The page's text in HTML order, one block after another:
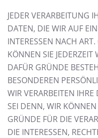
JEDER VERARBEITUNG
DATEN, DIE WIR AUF
INTERESSEN NACH
KÖNNEN SIE
DAFÜR GRÜNDE
BESONDEREN
WIR VERARBEITEN
SEI DENN, WIR
GRÜNDE FÜR DIE
DIE INTERESSEN,